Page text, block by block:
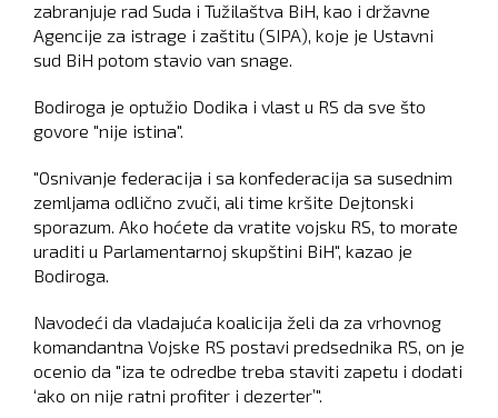
zabranjuje rad Suda i Tužilaštva BiH, kao i državne
Agencije za istrage i zaštitu (SIPA), koje je Ustavni
sud BiH potom stavio van snage.
Bodiroga je optužio Dodika i vlast u RS da sve što
govore "nije istina".
"Osnivanje federacija i sa konfederacija sa susednim
zemljama odlično zvuči, ali time kršite Dejtonski
sporazum. Ako hoćete da vratite vojsku RS, to morate
uraditi u Parlamentarnoj skupštini BiH", kazao je
Bodiroga.
Navodeći da vladajuća koalicija želi da za vrhovnog
komandantna Vojske RS postavi predsednika RS, on je
ocenio da "iza te odredbe treba staviti zapetu i dodati
‘ako on nije ratni profiter i dezerter’".